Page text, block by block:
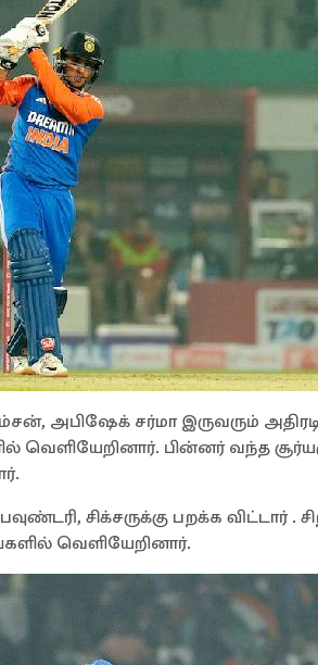
அபிஷேக் சர்மா இருவரும்
வெளியேறினார். பின்னர் வந்த
சிக்சருக்கு பறக்க விட்டார் .
வெளியேறினார்.